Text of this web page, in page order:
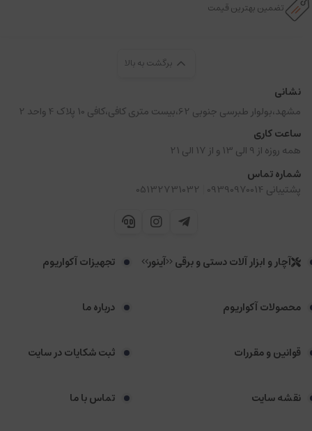
تضمین بهترین قیمت
برگشت به بالا
نشانی
مشهد،بولوار طبرسی جنوبی 62،بیست متری کافی،کافی 10 پلاک 4 واحد 2
ساعت کاری
همه روزه از 9 الی 13 و از 17 الی 21
شماره تماس
پشتیبانی 09390970014
05132731032
آچار و ابزار آلات دستی و برقی <<آینور>> تجهیزات آکواریوم
محصولات آکواریوم درباره ما
قوانین و مقررات ثبت شکایات در سایت
نقشه سایت تماس با ما